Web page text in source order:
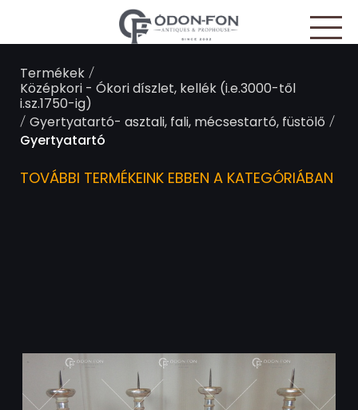
Termékek/
Középkori - Ókori díszlet, kellék (i.e.3000-től
i.sz.1750-ig)
/Gyertyatartó- asztali, fali, mécsestartó, füstölő /
Gyertyatartó
TOVÁBBI TERMÉKEINK EBBEN A KATEGÓRIÁBAN